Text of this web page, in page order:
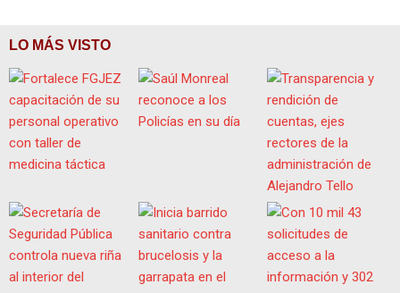
LO MÁS VISTO